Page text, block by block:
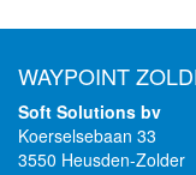
WAYPOINT
Soft Solutions bv
Koerselsebaan 33
3550 Heusden-Zolder